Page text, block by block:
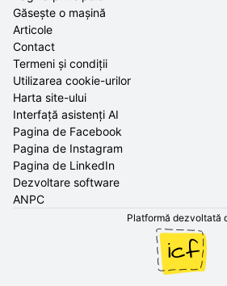
Găsește o mașină
Articole
Contact
Termeni și condiții
Utilizarea cookie-urilor
Harta site-ului
Interfață asistenți AI
Pagina de Facebook
Pagina de Instagram
Pagina de LinkedIn
Dezvoltare software
ANPC
Platformă dezvoltată